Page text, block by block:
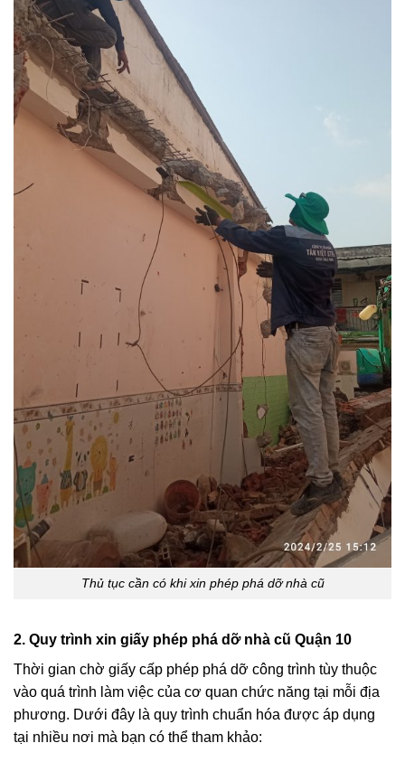
Thủ tục cần có khi xin phép phá dỡ nhà cũ
2. Quy trình xin giấy phép phá dỡ nhà cũ Quận 10
Thời gian chờ giấy cấp phép phá dỡ công trình tùy thuộc
vào quá trình làm việc của cơ quan chức năng tại mỗi địa
phương. Dưới đây là quy trình chuẩn hóa được áp dụng
tại nhiều nơi mà bạn có thể tham khảo: